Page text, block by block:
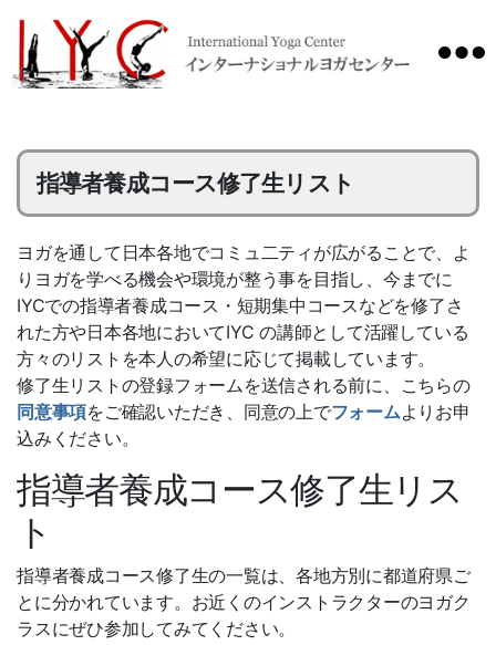
指導者養成コース修了生リスト
ヨガを通して日本各地でコミュ二ティが広がることで、よ
りヨガを学べる機会や環境が整う事を目指し、今までに
IYCでの指導者養成コース・短期集中コースなどを修了さ
れた方や日本各地においてIYC の講師として活躍している
方々のリストを本人の希望に応じて掲載しています。
修了生リストの登録フォームを送信される前に、こちらの
同意事項をご確認いただき、同意の上でフォームよりお申
込みください。
指導者養成コース修了生リス
ト
指導者養成コース修了生の一覧は、各地方別に都道府県ご
とに分かれています。お近くのインストラクターのヨガク
ラスにぜひ参加してみてください。